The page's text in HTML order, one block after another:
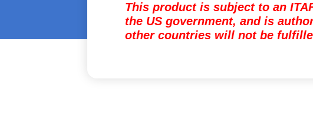
This product is subject to an
the US government, and is
other countries will not be